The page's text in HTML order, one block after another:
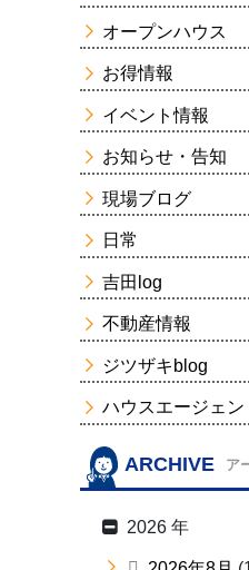
オープンハウス
お得情報
イベント情報
お知らせ・告知
現場ブログ
日常
吉田log
不動産情報
ジツザキblog
ハウスエージェン
ARCHIVE ア
2026 年